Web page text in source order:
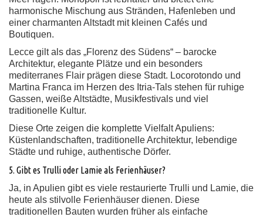
harmonische Mischung aus Stränden, Hafenleben und
einer charmanten Altstadt mit kleinen Cafés und
Boutiquen.
Lecce gilt als das „Florenz des Südens“ – barocke
Architektur, elegante Plätze und ein besonders
mediterranes Flair prägen diese Stadt. Locorotondo und
Martina Franca im Herzen des Itria-Tals stehen für ruhige
Gassen, weiße Altstädte, Musikfestivals und viel
traditionelle Kultur.
Diese Orte zeigen die komplette Vielfalt Apuliens:
Küstenlandschaften, traditionelle Architektur, lebendige
Städte und ruhige, authentische Dörfer.
5. Gibt es Trulli oder Lamie als Ferienhäuser?
Ja, in Apulien gibt es viele restaurierte Trulli und Lamie, die
heute als stilvolle Ferienhäuser dienen. Diese
traditionellen Bauten wurden früher als einfache